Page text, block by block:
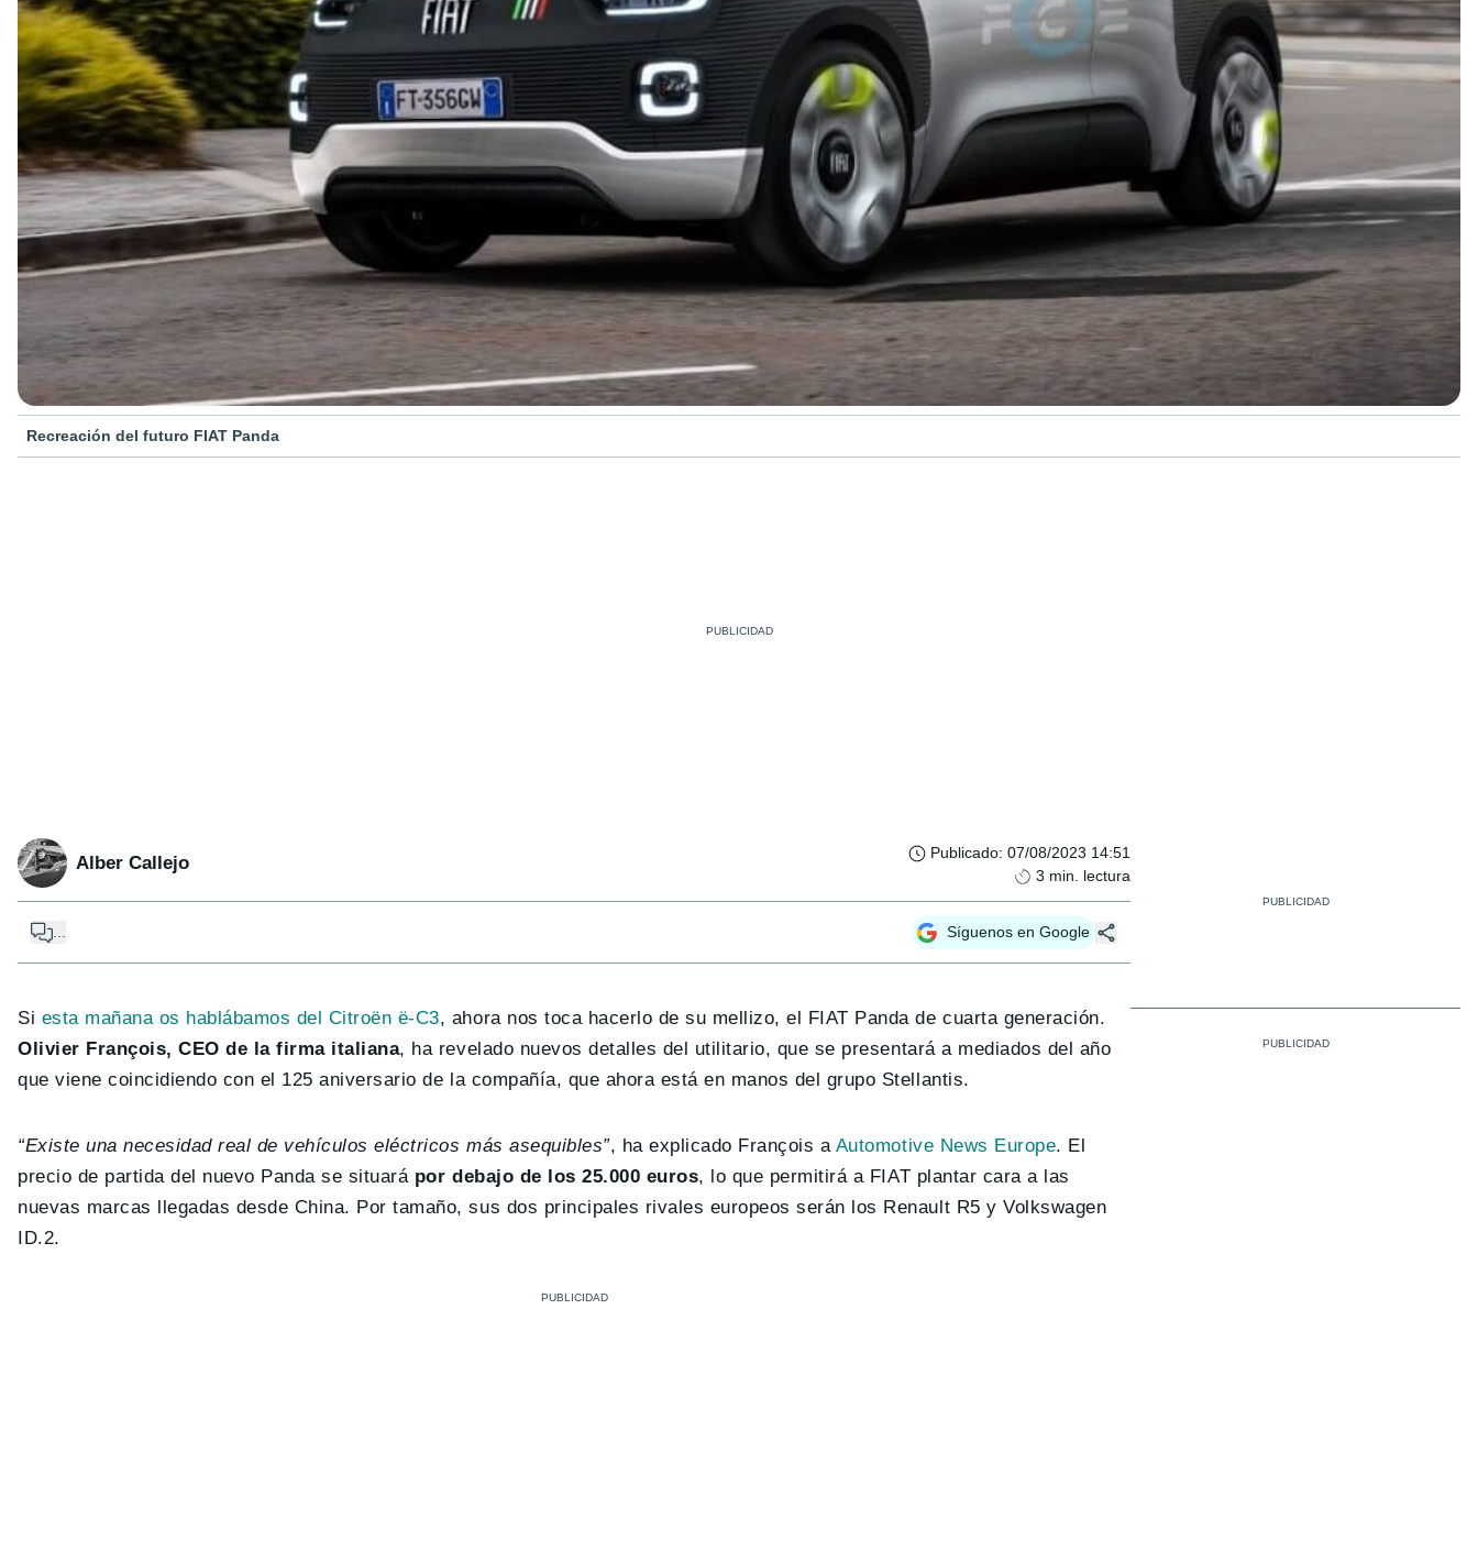
Recreación del futuro FIAT Panda
Alber Callejo Publicado: 07/08/2023 14:51
3 min. lectura
... Síguenos en Google
Si esta mañana os hablábamos del Citroën ë-C3, ahora nos toca hacerlo de su mellizo, el FIAT Panda de cuarta generación.
Olivier François, CEO de la firma italiana, ha revelado nuevos detalles del utilitario, que se presentará a mediados del año
que viene coincidiendo con el 125 aniversario de la compañía, que ahora está en manos del grupo Stellantis.
“Existe una necesidad real de vehículos eléctricos más asequibles”, ha explicado François a Automotive News Europe. El
precio de partida del nuevo Panda se situará por debajo de los 25.000 euros, lo que permitirá a FIAT plantar cara a las
nuevas marcas llegadas desde China. Por tamaño, sus dos principales rivales europeos serán los Renault R5 y Volkswagen
ID.2.